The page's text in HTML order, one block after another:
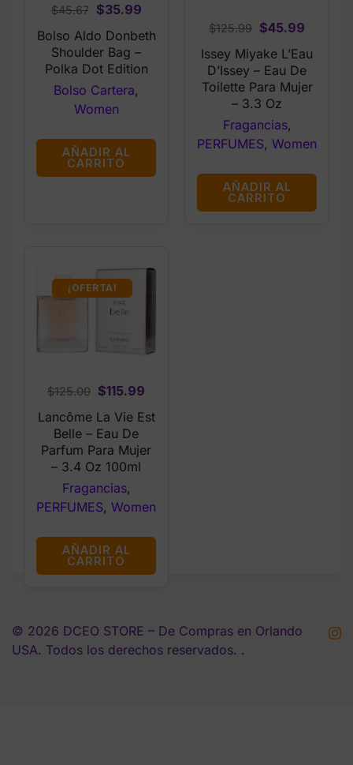
$45.67
Original
price
was:
$45.67.
$35.99Current
price
$35.99.
Bolso Aldo Donbeth
Shoulder Bag –
Polka Dot Edition
Bolso Cartera,
Women
AÑADIR AL
CARRITO
$125.99 Original
price
was:
$125.99.
$45.99
is:
$45.99.
Issey Miyake L’Eau
D’Issey – Eau De
Toilette Para Mujer
– 3.3 Oz
Fragancias,
PERFUMES, Women
AÑADIR AL
CARRITO
¡OFERTA!
$125.00 Original
price
was:
$125.00.
$115.99
price
$115.99.
Lancôme La Vie Est
Belle – Eau De
Parfum Para Mujer
– 3.4 Oz 100ml
Fragancias,
PERFUMES, Women
AÑADIR AL
CARRITO
© 2026 DCEO STORE – De Compras en Orlando
USA. Todos los derechos reservados. .